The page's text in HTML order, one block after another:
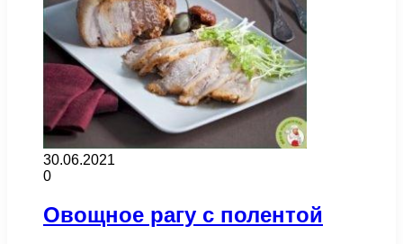
30.06.2021
0
Овощное рагу с полентой